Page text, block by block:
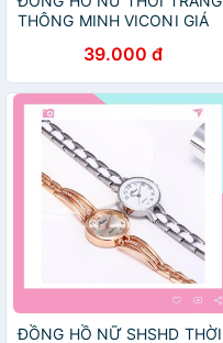
THÔNG MINH VICONI GIÁ
39.000 đ
ĐỒNG HỒ NỮ SHSHD THỜI